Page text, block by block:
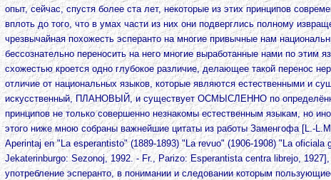
опыт, сейчас, спустя более ста лет, некоторые из этих принципов
вплоть до того, что в умах части из них они подверглись полному
чрезвычайная похожесть эсперанто на многие привычные нам
бессознательно переносить на него многие выработанные нами по этим
схожестью кроется одно глубокое различие, делающее такой перенос
отличие от национальных языков, которые являются естественными и
искусственный, ПЛАHОВЫЙ, и существует ОСМЫСЛЕHHО по
принципов не только совершенно незнакомы естественным языкам, но
этого ниже мною собраны важнейшие цитаты из работы Заменгофа [L.-
Aperintaj en "La esperantisto" (1889-1893) "La revuo" (1906-1908) "La
Jekaterinburgo: Sezonoj, 1992. - Fr., Parizo: Esperantista centra librejo,
употребление эсперанто, в понимании и следовании которым